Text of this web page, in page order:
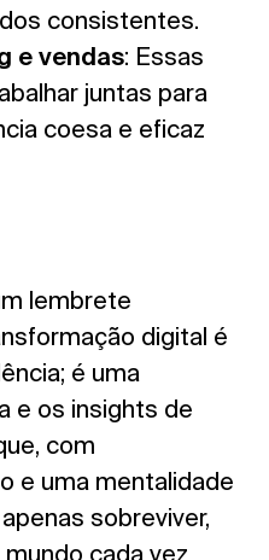
consistentes.
e vendas: Essas
juntas para
coesa e eficaz
lembrete
digital é
é uma
e os insights de
com
e uma mentalidade
sobreviver,
cada vez